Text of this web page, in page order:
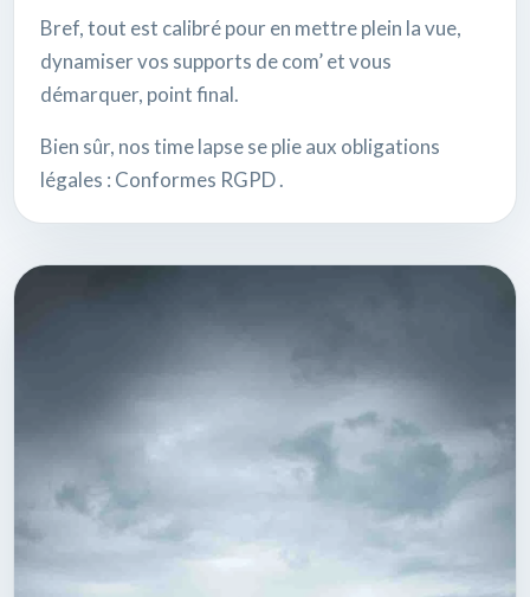
Bref, tout est calibré pour en mettre plein la vue,
dynamiser vos supports de com’ et vous
démarquer, point final.
Bien sûr, nos time lapse se plie aux obligations
légales : Conformes RGPD .